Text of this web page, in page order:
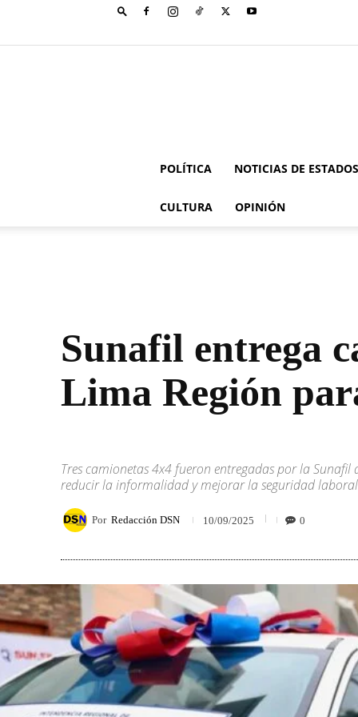
POLÍTICA NOTICIAS DE
CULTURA OPINIÓN
Sunafil entrega
Lima Región
Tres camionetas 4x4 fueron entregadas por la Sunafil
reducir la informalidad y mejorar la seguridad laboral
Por Redacción DSN 10/09/2025 0